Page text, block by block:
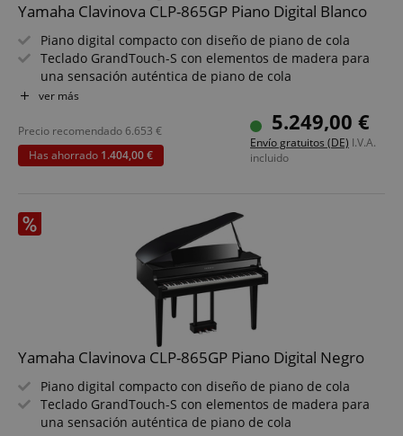
Yamaha Clavinova CLP-865GP Piano Digital Blanco
Piano digital compacto con diseño de piano de cola
Teclado GrandTouch-S con elementos de madera para
una sensación auténtica de piano de cola
Dos pianos de cola premium muestreados: Yamaha CFX
Muestreo binaural para una experiencia inmersiva con
auriculares
Virtual Resonance Modeling que genera profundidad
ver más
5.249,00 €
Envío gratuitos (DE) I.V.A.
incluido
Precio recomendado 6.653 €
Has ahorrado 1.404,00 €
Yamaha Clavinova CLP-865GP Piano Digital Negro
Piano digital compacto con diseño de piano de cola
Teclado GrandTouch-S con elementos de madera para
una sensación auténtica de piano de cola